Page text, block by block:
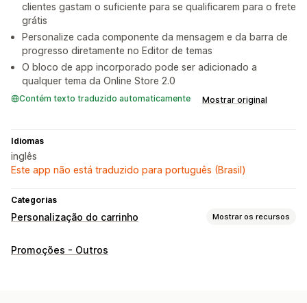
clientes gastam o suficiente para se qualificarem para o frete
grátis
Personalize cada componente da mensagem e da barra de
progresso diretamente no Editor de temas
O bloco de app incorporado pode ser adicionado a
qualquer tema da Online Store 2.0
Contém texto traduzido automaticamente Mostrar original
Idiomas
inglês
Este app não está traduzido para português (Brasil)
Categorias
Personalização do carrinho Mostrar os recursos
Exibição do carrinho
Promoções - Outros